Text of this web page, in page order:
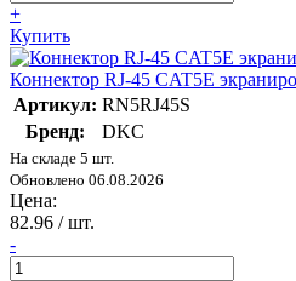
+
Купить
Коннектор RJ-45 CAT5E
Артикул: RN5RJ45S
Бренд:
DKC
На складе 5 шт.
Обновлено 06.08.2026
Цена:
82.96 / шт.
-